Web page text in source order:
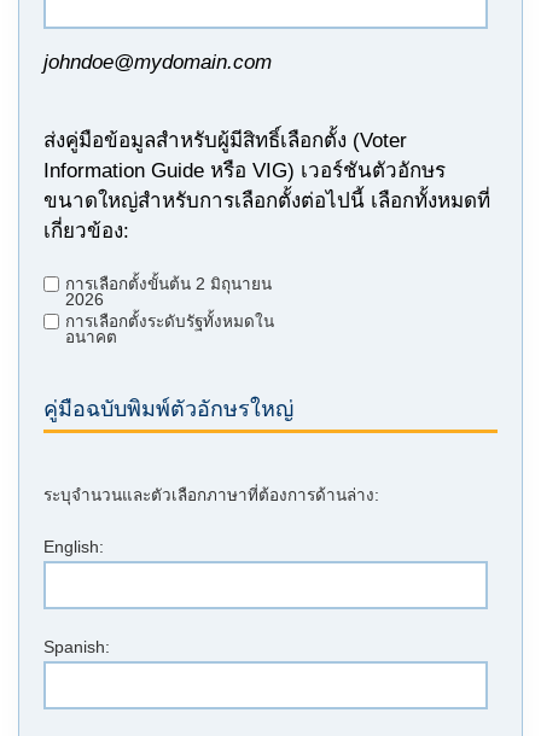
johndoe@mydomain.com
ส่งคู่มือข้อมูลสำหรับผู้มีสิทธิ์เลือกตั้ง (Voter
Information Guide หรือ VIG) เวอร์ชันตัวอักษร
ขนาดใหญ่สำหรับการเลือกตั้งต่อไปนี้ เลือกทั้งหมดที่
เกี่ยวข้อง:
การเลือกตั้งขั้นต้น 2 มิถุนายน
2026
การเลือกตั้งระดับรัฐทั้งหมดใน
อนาคต
คู่มือฉบับพิมพ์ตัวอักษรใหญ่
ระบุจำนวนและตัวเลือกภาษาที่ต้องการด้านล่าง:
English:
Spanish: